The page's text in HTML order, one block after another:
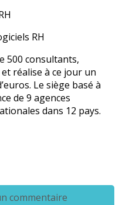
RH
500 consultants,
réalise à ce jour un
Le siège basé à
de 9 agences
dans 12 pays.
commentaire